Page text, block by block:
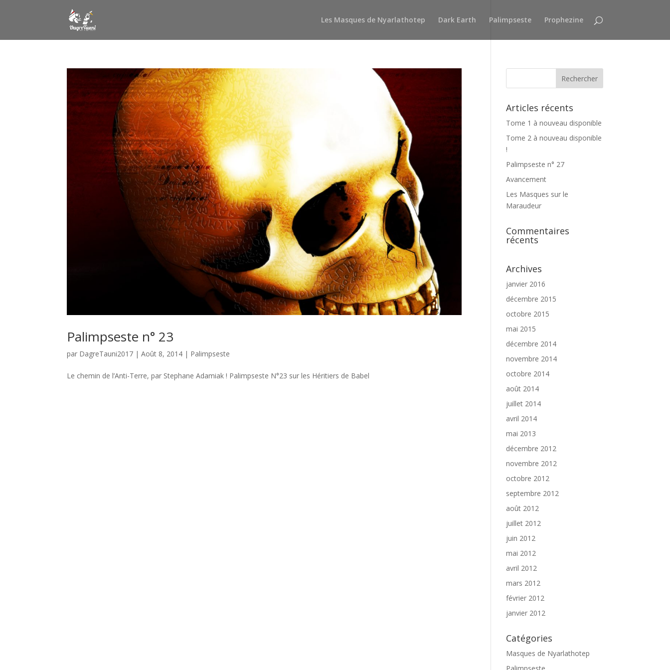
Les Masques de Nyarlathotep Dark Earth Palimpseste Prophezine
Palimpseste n° 23
par DagreTauni2017 |Août 8, 2014 | Palimpseste
Le chemin de l’Anti-Terre, par Stephane Adamiak ! Palimpseste N°23 sur les Héritiers de Babel
Articles récents
Tome 1 à nouveau disponible
Tome 2 à nouveau disponible
!
Palimpseste n° 27
Avancement
Les Masques sur le
Maraudeur
Commentaires
récents
Archives
janvier 2016
décembre 2015
octobre 2015
mai 2015
décembre 2014
novembre 2014
octobre 2014
août 2014
juillet 2014
avril 2014
mai 2013
décembre 2012
novembre 2012
octobre 2012
septembre 2012
août 2012
juillet 2012
juin 2012
mai 2012
avril 2012
mars 2012
février 2012
janvier 2012
Catégories
Masques de Nyarlathotep